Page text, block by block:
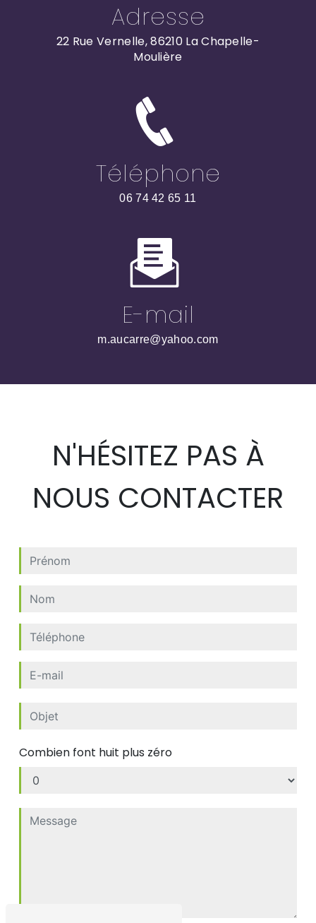
Adresse
22 Rue Vernelle, 86210 La Chapelle-
Moulière
Téléphone
06 74 42 65 11
E-mail
m.aucarre@yahoo.com
N'HÉSITEZ PAS À
NOUS CONTACTER
Combien font huit plus zéro